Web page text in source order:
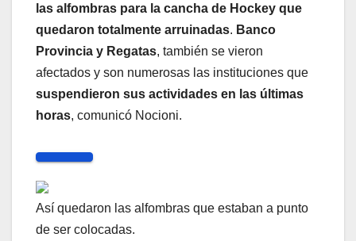
las alfombras para la cancha de Hockey que
quedaron totalmente arruinadas. Banco
Provincia y Regatas, también se vieron
afectados y son numerosas las instituciones que
suspendieron sus actividades en las últimas
horas, comunicó Nocioni.
Así quedaron las alfombras que estaban a punto
de ser colocadas.